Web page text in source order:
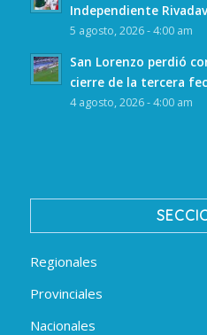
Independiente
5 agosto, 2026 - 4:00 am
San Lorenzo perdió
cierre de la tercera
4 agosto, 2026 - 4:00 am
Regionales
Provinciales
Nacionales